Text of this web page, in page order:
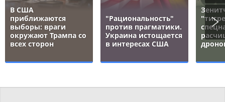
В США
приближаются
выборы: враги
окружают Трампа со
всех сторон
"Рациональность"
против прагматики.
Украина истощается
в интересах США